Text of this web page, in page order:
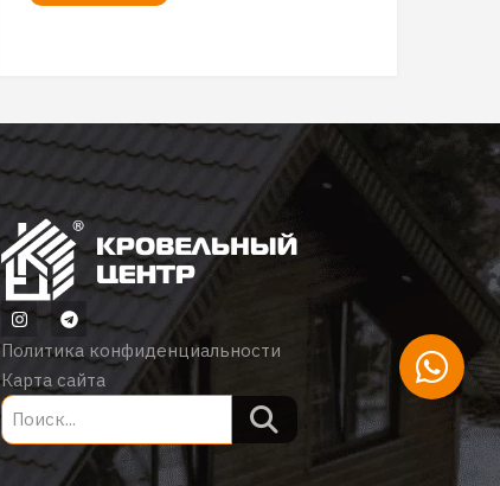
Политика конфиденциальности
Карта сайта